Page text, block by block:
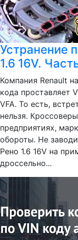
Устранение
1.6 16V.
Компания Renault
кода проставляет
VFA. То есть,
нельзя.
предприятиях,
обороты. Не
Рено 1.6 16V на
дроссельно...